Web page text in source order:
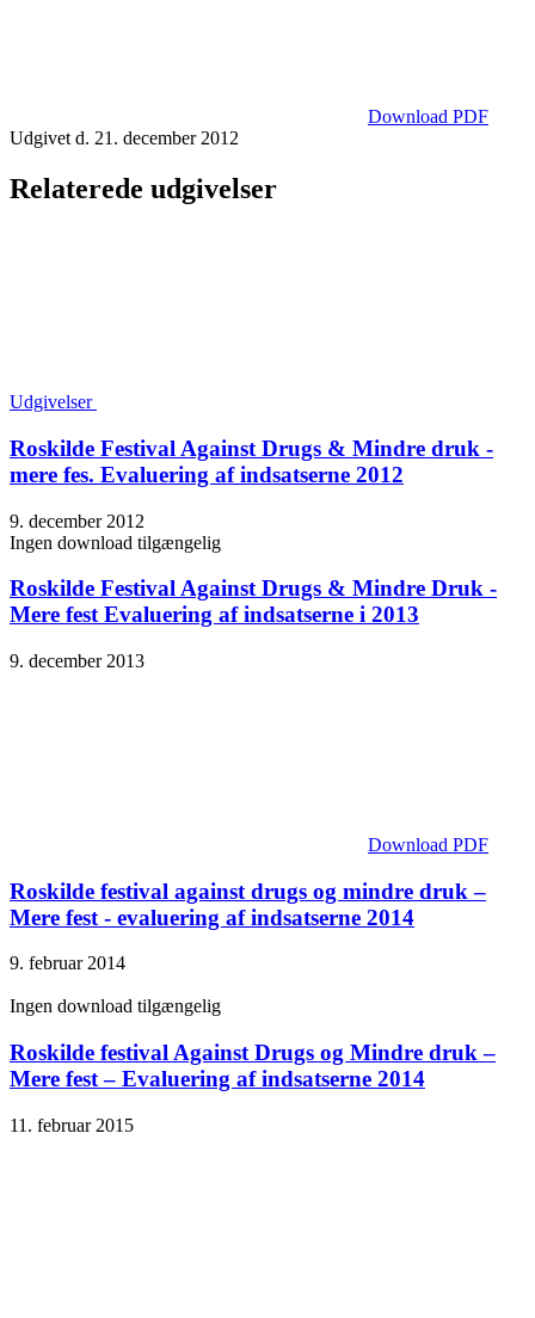
Download PDF
Udgivet d. 21. december 2012
Relaterede udgivelser
Udgivelser
Roskilde Festival Against Drugs & Mindre druk -
mere fes. Evaluering af indsatserne 2012
9. december 2012
Ingen download tilgængelig
Roskilde Festival Against Drugs & Mindre Druk -
Mere fest Evaluering af indsatserne i 2013
9. december 2013
Download PDF
Roskilde festival against drugs og mindre druk –
Mere fest - evaluering af indsatserne 2014
9. februar 2014
Ingen download tilgængelig
Roskilde festival Against Drugs og Mindre druk –
Mere fest – Evaluering af indsatserne 2014
11. februar 2015